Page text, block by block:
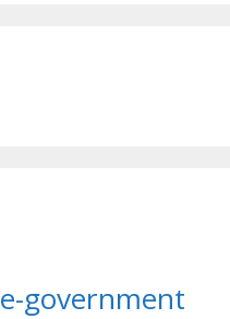
e-government